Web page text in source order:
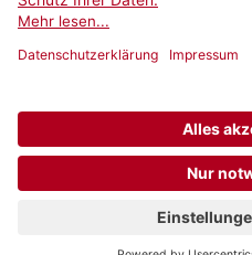
Netiquette
Newsletter abonnieren